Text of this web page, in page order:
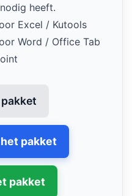
heeft.
Excel / Kutools
Word / Office Tab
pakket
pakket